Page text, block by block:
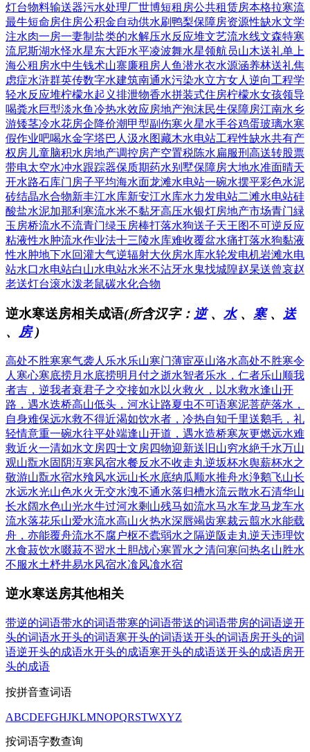
灯台物料输送器污水处理厂世博短租房公共租赁房本格拉寒流
最牛短命房住房公积金自动供水刷鸭梨保障房资源性缺水文学
注水肉一房一妻制 盐类的水解压水反应堆文艺流水线文森特寒
流尼斯湖水怪水星东大距水平凌波舞水星领航员山木送礼单 上
海公租房水中生钱术山寨廉租房人鱼潜水衣水源涵养林送礼焦
虑症水浒群英传数字水建筑南通水污染水立方女人 逆向工程学
轻水反应堆柠檬水起义排泄物香水拼装式住房柠檬水女孩领导
喝粪水巨型淡水鱼冷热水效应房地产泡沫民生保障房江南水乡
游矮茎冷水花房企降价潮甲型副伤寒火星水手谷鸡蛋玻璃水寒
假作业吧喝水金字塔巴人汲水图藏木水电站工程性缺水共有产
权房 儿童脑积水房地产调控房产空置税陈水扁服刑 高送转股票
带电太空水冲水跟踪器保质期药水别墅保障房大地水准面晴天
开水路石库门房子平均海水面龙滩水电站一碗水摆平彩色水泥
砖结晶水合物新丰江水库新安江水库水力发电站二滩水电站硅
酸盐水泥加那利寒流水米不黏牙高压水银灯房地产市场青门緑
玉房桥流水不流青门绿玉房棒打落水狗送子天王图不可逆反应
粘液性水肿流水作业法十三陵水库难收覆盆水痛打落水狗黏液
性水肿地下水回灌大气逆辐射大伙房水库水轮发电机岩滩水电
站水口水电站白山水电站水米不沾牙水鬼找城隍赵杲送曾哀赵
老送灯台滚水泼老鼠碳水化合物
逆水寒送房相关成语(所含汉字： 逆、 水、 寒、 送
、 房)
高处不胜寒寒气袭人 乐水乐山寒门薄宦巫山洛水高处不胜寒令
人寒心寒底捞月 水底捞明月 付之逝水智者乐水，仁者乐山顺我
者吉，逆我者衰君子之交接如水 以火救火，以水救水逢山开
路，遇水迭桥高山低头，河水让路夏虫不可语寒泥菩萨落水，
自身难保远水救不得近渴如饮水者，冷热自知千里送鹅毛，礼
轻情意重一碗水往平处端逢山开道，遇水造桥寒灰更燃远水难
救近火一清如水文房四士文房四物迎新送旧 山穷水絶千水万山
观山翫水固阴沍寒风宿水餐反水不收走丸逆坂杯水舆薪杯水之
敬游山翫水宿水飱风水远山长水底纳瓜顺水推舟水浄鹅飞山长
水远水光山色水火无交水洩不通水落归槽水流云散水石清华山
长水阔水色山光水牛过河水剩山残马如流水马水车龙马龙车水
流水落花乐山爱水流水高山火热水深唇竭齿寒裁云翦水水能载
舟，亦能覆舟流水不腐户枢不蠹弱水之隔逆阪走丸逆天违理饮
水食菽饮水啜菽不習水土胆战心寒置水之清问寒问热名山胜水
不服水土杼井易水风宿水飡风飡水宿
逆水寒送房其他相关
带逆的词语带水的词语带寒的词语带送的词语带房的词语逆开
头的词语水开头的词语寒开头的词语送开头的词语房开头的词
语逆开头的成语水开头的成语寒开头的成语送开头的成语房开
头的成语
按拼音查词语
ABCDEFGHJKLMNOPQRSTWXYZ
按词语字数查询